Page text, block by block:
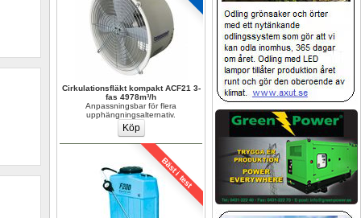
Cirkulationsfläkt kompakt ACF21 3-
fas 4978m³/h
Anpassningsbar för flera
upphängningsalternativ.
Bäst i test